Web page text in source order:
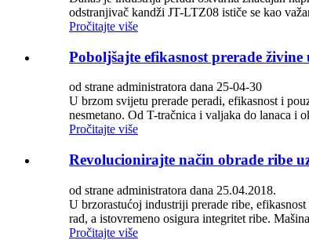
odstranjivač kandži JT-LTZ08 ističe se kao
Pročitajte više
Poboljšajte efikasnost prerade
od strane administratora dana 25-04-30
U brzom svijetu prerade peradi, efikasnost i
nesmetano. Od T-tračnica i valjaka do lanaca i
Pročitajte više
Revolucionirajte način obrade ribe
od strane administratora dana 25.04.2018.
U brzorastućoj industriji prerade ribe,
rad, a istovremeno osigura integritet ribe.
Pročitajte više